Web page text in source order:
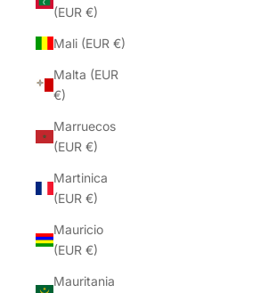
(EUR €)
Mali (EUR €)
Malta (EUR
€)
Marruecos
(EUR €)
Martinica
(EUR €)
Mauricio
(EUR €)
Mauritania